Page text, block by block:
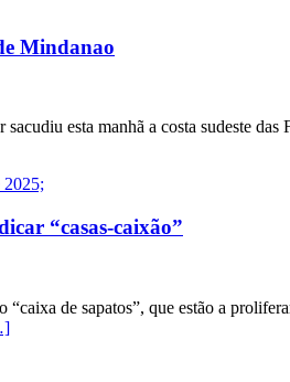
Mindanao
esta manhã a costa sudeste
“casas-caixão”
de sapatos”, que estão a